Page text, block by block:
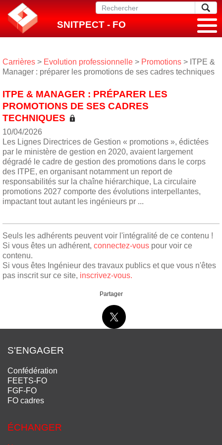
SNITPECT - FO
Carrières > Evolution professionnelle > Promotions > ITPE &
Manager : préparer les promotions de ses cadres techniques
ITPE & MANAGER : PRÉPARER LES
PROMOTIONS DE SES CADRES
TECHNIQUES
10/04/2026
Les Lignes Directrices de Gestion « promotions », édictées
par le ministère de gestion en 2020, avaient largement
dégradé le cadre de gestion des promotions dans le corps
des ITPE, en organisant notamment un report de
responsabilités sur la chaîne hiérarchique, La circulaire
promotions 2027 comporte des évolutions interpellantes,
impactant tout autant les ingénieurs pr ...
Seuls les adhérents peuvent voir l'intégralité de ce contenu !
Si vous êtes un adhérent, connectez-vous pour voir ce
contenu.
Si vous êtes Ingénieur des travaux publics et que vous n'êtes
pas inscrit sur ce site, inscrivez-vous.
Partager
S'ENGAGER
Confédération
FEETS-FO
FGF-FO
FO cadres
ÉCHANGER